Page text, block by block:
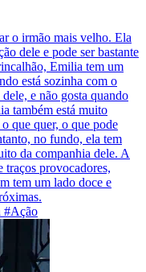
o irmão mais velho. Ela
dele e pode ser bastante
Emilia tem um
está sozinha com o
e não gosta quando
também está muito
que quer, o que pode
no fundo, ela tem
da companhia dele. A
traços provocadores,
tem um lado doce e
#Ação